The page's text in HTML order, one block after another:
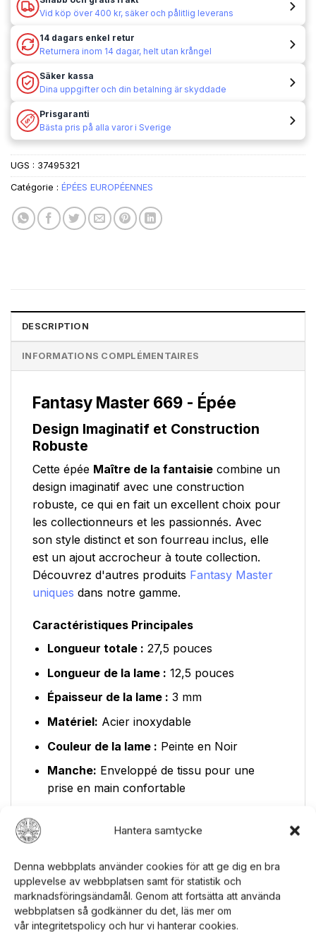
Hantera samtycke
Denna webbplats använder cookies för att ge dig en bra
upplevelse av webbplatsen samt för statistik och
marknadsföringsändamål. Genom att fortsätta att använda
webbplatsen så godkänner du det, läs mer om
vår integritetspolicy och hur vi hanterar cookies.
Vid köp över 400 kr, säker och pålitlig leverans
14 dagars enkel retur
Returnera inom 14 dagar, helt utan krångel
Säker kassa
Dina uppgifter och din betalning är skyddade
Prisgaranti
Bästa pris på alla varor i Sverige
UGS : 37495321
Catégorie : ÉPÉES EUROPÉENNES
DESCRIPTION
INFORMATIONS COMPLÉMENTAIRES
Fantasy Master 669 - Épée
Design Imaginatif et Construction
Robuste
Cette épée Maître de la fantaisie combine un
design imaginatif avec une construction
robuste, ce qui en fait un excellent choix pour
les collectionneurs et les passionnés. Avec
son style distinct et son fourreau inclus, elle
est un ajout accrocheur à toute collection.
Découvrez d'autres produits Fantasy Master
uniques dans notre gamme.
Caractéristiques Principales
Longueur totale : 27,5 pouces
Longueur de la lame : 12,5 pouces
Épaisseur de la lame : 3 mm
Matériel: Acier inoxydable
Couleur de la lame : Peinte en Noir
Manche: Enveloppé de tissu pour une
prise en main confortable
pour un stockage et un transport sûrs
La lame en acier inoxydable peinte en noir
donne à l'épée un aspect dramatique et
mystérieux. Le manche enveloppé de tissu
contribue non seulement au confort, mais
aussi à l'apparence unique. Pour un stockage